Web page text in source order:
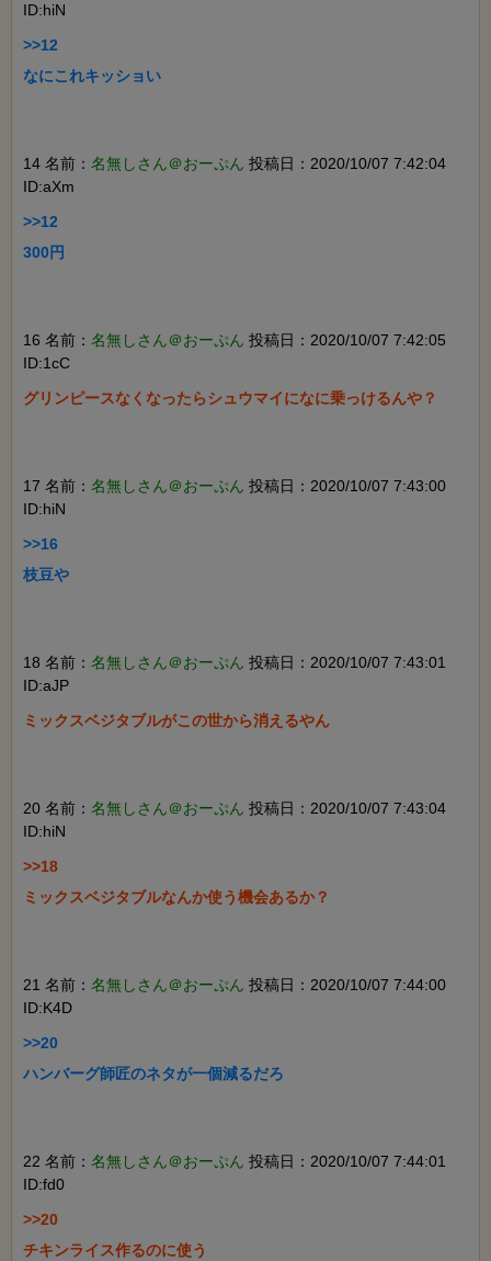
ID:hiN
>>12
なにこれキッショい
14 名前： 名無しさん＠おーぷん 投稿日：2020/10/07 7:42:04
ID:aXm
>>12
300円
16 名前： 名無しさん＠おーぷん 投稿日：2020/10/07 7:42:05
ID:1cC
グリンピースなくなったらシュウマイになに乗っけるんや？
17 名前： 名無しさん＠おーぷん 投稿日：2020/10/07 7:43:00
ID:hiN
>>16
枝豆や
18 名前： 名無しさん＠おーぷん 投稿日：2020/10/07 7:43:01
ID:aJP
ミックスベジタブルがこの世から消えるやん
20 名前： 名無しさん＠おーぷん 投稿日：2020/10/07 7:43:04
ID:hiN
>>18
ミックスベジタブルなんか使う機会あるか？
21 名前： 名無しさん＠おーぷん 投稿日：2020/10/07 7:44:00
ID:K4D
>>20
ハンバーグ師匠のネタが一個減るだろ
22 名前： 名無しさん＠おーぷん 投稿日：2020/10/07 7:44:01
ID:fd0
>>20
チキンライス作るのに使う